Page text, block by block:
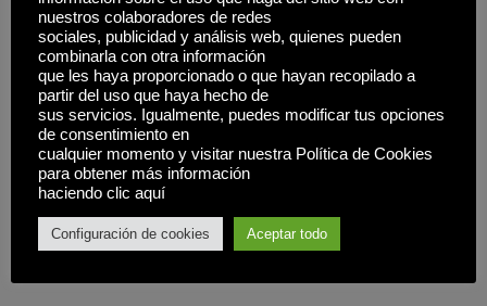
суждений, предоставляемых вне Веб-веб-журнал
фирмы (дальше величаемый «Веб-сайт»), которым
управляет Dotbig («Услуги» или «Сервис»).
Dotbig Academy – Ваш
надёжный партнёр во
вложениях вдобавок
трейдинге из 2008
nuestros colaboradores de redes
sociales, publicidad y análisis web, quienes pueden
combinarla con otra información
que les haya proporcionado o que hayan recopilado a
partir del uso que haya hecho de
sus servicios. Igualmente, puedes modificar tus opciones
de consentimiento en
cualquier momento y visitar nuestra Política de Cookies
para obtener más información
haciendo clic aquí
Configuración de cookies Aceptar todo